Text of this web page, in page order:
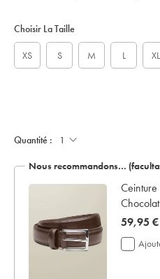
sourceCode=frdefault
Actions
cart
Choisir La Taille
XS S M L XL
écrin
de
Quantité :
Nous recommandons…
Chocolat
now
59,95
€
59,95 €